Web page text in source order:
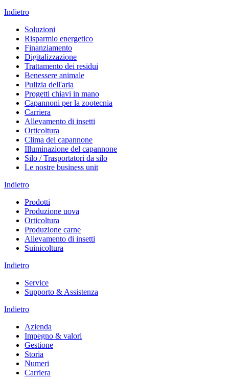
Indietro
Soluzioni
Risparmio energetico
Finanziamento
Digitalizzazione
Trattamento dei residui
Benessere animale
Pulizia dell'aria
Progetti chiavi in mano
Capannoni per la zootecnia
Carriera
Allevamento di insetti
Orticoltura
Clima del capannone
Illuminazione del capannone
Silo / Trasportatori da silo
Le nostre business unit
Indietro
Prodotti
Produzione uova
Orticoltura
Produzione carne
Allevamento di insetti
Suinicoltura
Indietro
Service
Supporto & Assistenza
Indietro
Azienda
Impegno & valori
Gestione
Storia
Numeri
Carriera